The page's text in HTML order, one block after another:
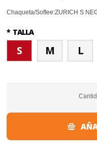
Chaqueta/Softee:ZURICH S
* TALLA
S M L